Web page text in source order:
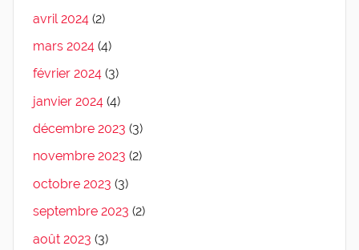
avril 2024 (2)
mars 2024 (4)
février 2024 (3)
janvier 2024 (4)
décembre 2023 (3)
novembre 2023 (2)
octobre 2023 (3)
septembre 2023 (2)
août 2023 (3)